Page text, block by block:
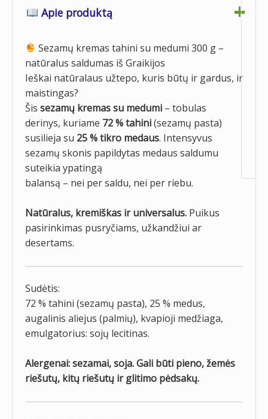
Apie produktą
Sezamų kremas tahini su medumi 300 g –
natūralus saldumas iš Graikijos
Ieškai natūralaus užtepo, kuris būtų ir gardus, ir
maistingas?
Šis sezamų kremas su medumi– tobulas
derinys, kuriame 72 % tahini(sezamų pasta)
susilieja su 25 % tikro medaus. Intensyvus
sezamų skonis papildytas medaus saldumu
suteikia ypatingą
balansą – nei per saldu, nei per riebu.
Natūralus, kremiškas ir universalus.Puikus
pasirinkimas pusryčiams, užkandžiui ar
desertams.
Sudėtis:
72 % tahini (sezamų pasta), 25 % medus,
augalinis aliejus (palmių), kvapioji medžiaga,
emulgatorius: sojų lecitinas.
Alergenai:sezamai, soja. Gali būti pieno, žemės
riešutų, kitų riešutų ir glitimo pėdsakų.